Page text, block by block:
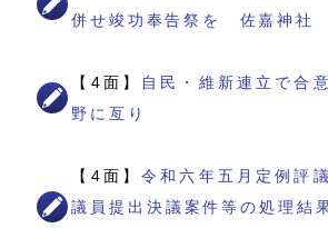
併せ竣功奉告祭を 佐嘉神社
【4面】
自民・維新連立で合
野に亙り
【4面】令和六年五月定例評
議員提出決議案件等の処理結